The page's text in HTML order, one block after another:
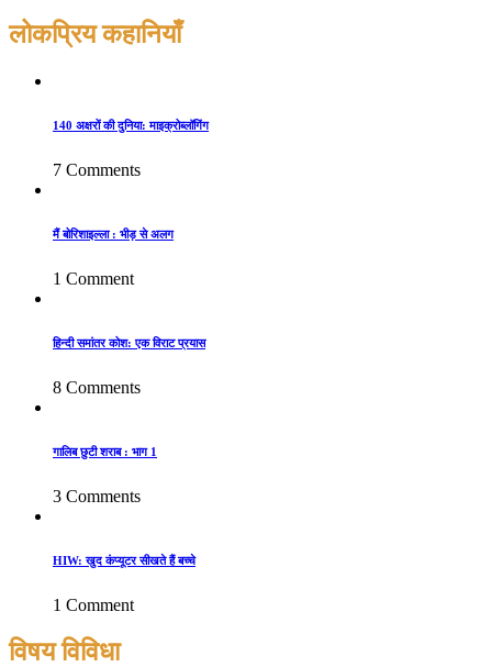
लोकप्रिय कहानियाँ
140 अक्षरों की दुनिया: माइक्रोब्लॉगिंग
7 Comments
मैं बोरिशाइल्ला : भीड़ से अलग
1 Comment
हिन्दी समांतर कोश: एक विराट प्रयास
8 Comments
गालिब छुटी शराब : भाग 1
3 Comments
HIW: खुद कंप्यूटर सीखते हैं बच्चे
1 Comment
विषय विविधा